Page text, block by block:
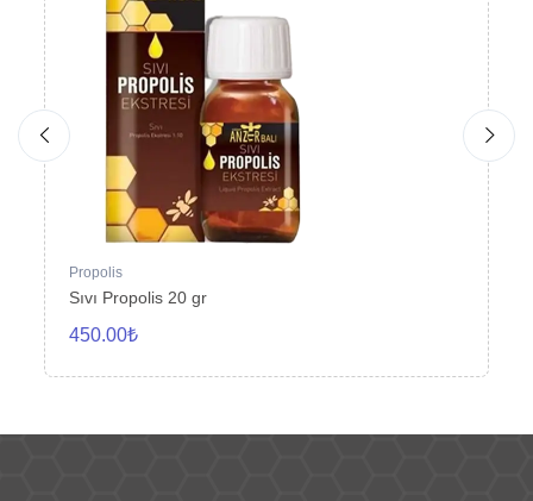
Propolis
Sıvı Propolis 20 gr
450.00₺